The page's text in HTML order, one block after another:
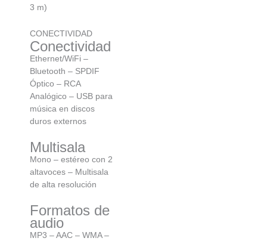
3 m)
CONECTIVIDAD
Conectividad
Ethernet/WiFi –
Bluetooth – SPDIF
Óptico – RCA
Analógico – USB para
música en discos
duros externos
Multisala
Mono – estéreo con 2
altavoces – Multisala
de alta resolución
Formatos de
audio
MP3 – AAC – WMA –